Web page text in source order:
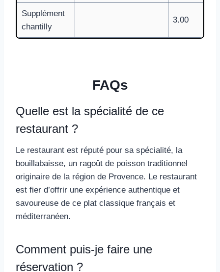
Supplément
chantilly
3.00
FAQs
Quelle est la spécialité de ce
restaurant ?
Le restaurant est réputé pour sa spécialité, la
bouillabaisse, un ragoût de poisson traditionnel
originaire de la région de Provence. Le restaurant
est fier d’offrir une expérience authentique et
savoureuse de ce plat classique français et
méditerranéen.
Comment puis-je faire une
réservation ?